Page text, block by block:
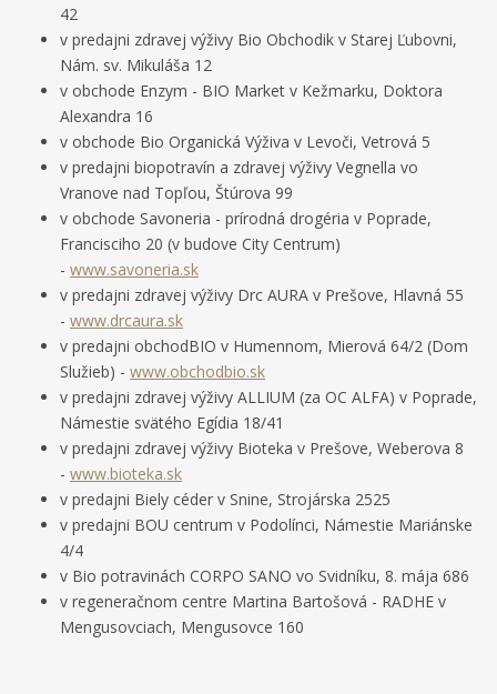
42
v predajni zdravej výživy Bio Obchodik v Starej Ľubovni,
Nám. sv. Mikuláša 12
v obchode Enzym - BIO Market v Kežmarku, Doktora
Alexandra 16
v obchode Bio Organická Výživa v Levoči, Vetrová 5
v predajni biopotravín a zdravej výživy Vegnella vo
Vranove nad Topľou, Štúrova 99
v obchode Savoneria - prírodná drogéria v Poprade,
Francisciho 20 (v budove City Centrum)
-www.savoneria.sk
v predajni zdravej výživy Drc AURA v Prešove, Hlavná 55
-www.drcaura.sk
v predajni obchodBIO v Humennom, Mierová 64/2 (Dom
Služieb) -www.obchodbio.sk
v predajni zdravej výživy ALLIUM (za OC ALFA) v Poprade,
Námestie svätého Egídia 18/41
v predajni zdravej výživy Bioteka v Prešove, Weberova 8
-www.bioteka.sk
v predajni Biely céder v Snine, Strojárska 2525
v predajni BOU centrum v Podolínci, Námestie Mariánske
4/4
v Bio potravinách CORPO SANO vo Svidníku, 8. mája 686
v regeneračnom centre Martina Bartošová - RADHE v
Mengusovciach, Mengusovce 160